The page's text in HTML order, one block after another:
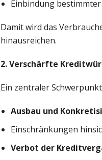
Einbindung bestimmter
Damit wird das
hinausreichen.
2. Verschärfte
Ein zentraler
Ausbau und
Einschränkungen
Verbot der